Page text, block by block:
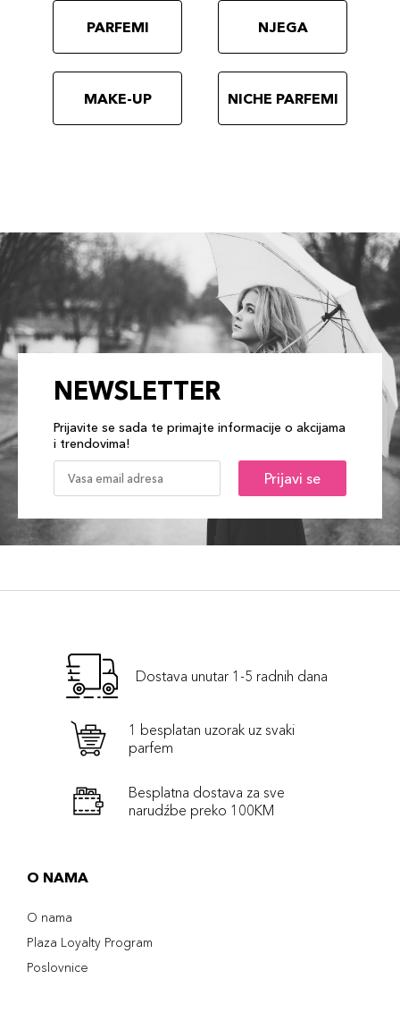
PARFEMI NJEGA
MAKE-UP NICHE PARFEMI
NEWSLETTER
Prijavite se sada te primajte informacije o akcijama
i trendovima!
Prijavi se
Dostava unutar 1-5 radnih dana
1 besplatan uzorak uz svaki
parfem
Besplatna dostava za sve
narudźbe preko 100KM
O NAMA
O nama
Plaza Loyalty Program
Poslovnice